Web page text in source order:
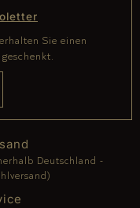
Deutschland -
Sie einen